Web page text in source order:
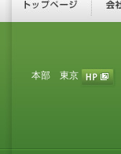
本部 東京